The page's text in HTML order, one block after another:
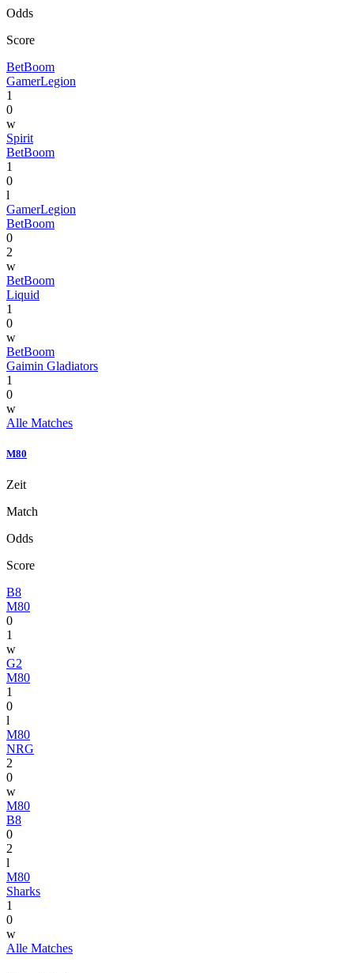
Odds
Score
BetBoom
GamerLegion
1
0
w
Spirit
BetBoom
1
0
l
GamerLegion
BetBoom
0
2
w
BetBoom
Liquid
1
0
w
BetBoom
Gaimin Gladiators
1
0
w
Alle Matches
M80
Zeit
Match
Odds
Score
B8
M80
0
1
w
G2
M80
1
0
l
M80
NRG
2
0
w
M80
B8
0
2
l
M80
Sharks
1
0
w
Alle Matches